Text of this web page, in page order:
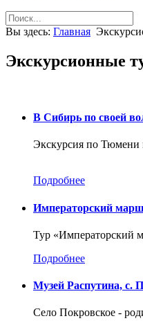
Вы здесь: Главная
Экскурсионные
В Сибирь по своей
Экскурсия по Тюмени
Подробнее
Императорский
Тур «Императорский
Подробнее
Музей Распутина, с.
Село Покровское -